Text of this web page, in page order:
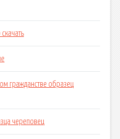
гражданстве образец
череповец